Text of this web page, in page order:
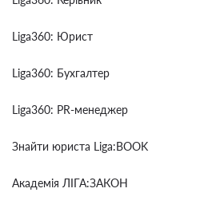
Liga360: Юрист
Liga360: Бухгалтер
Liga360: PR-менеджер
Знайти юриста Liga:BOOK
Академія ЛІГА:ЗАКОН